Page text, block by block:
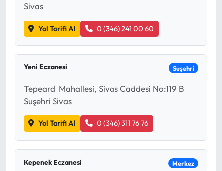
Sivas
Yol Tarifi Al 0 (346) 241 00 60
Yeni Eczanesi Suşehri
Tepeardı Mahallesi, Sivas Caddesi No:119 B
Suşehri Sivas
Yol Tarifi Al 0 (346) 311 76 76
Kepenek Eczanesi Merkez
Otomotiv
Resmi İlan
Sağlık
Sungurlu Haberleri